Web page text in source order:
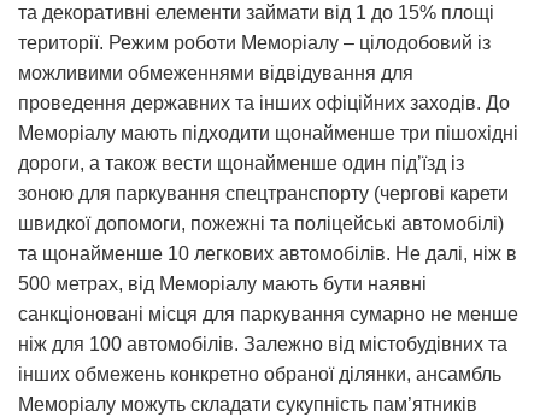
та декоративні елементи займати від 1 до 15% площі
території. Режим роботи Меморіалу – цілодобовий із
можливими обмеженнями відвідування для
проведення державних та інших офіційних заходів. До
Меморіалу мають підходити щонайменше три пішохідні
дороги, а також вести щонайменше один під’їзд із
зоною для паркування спецтранспорту (чергові карети
швидкої допомоги, пожежні та поліцейські автомобілі)
та щонайменше 10 легкових автомобілів. Не далі, ніж в
500 метрах, від Меморіалу мають бути наявні
санкціоновані місця для паркування сумарно не менше
ніж для 100 автомобілів. Залежно від містобудівних та
інших обмежень конкретно обраної ділянки, ансамбль
Меморіалу можуть складати сукупність пам’ятників